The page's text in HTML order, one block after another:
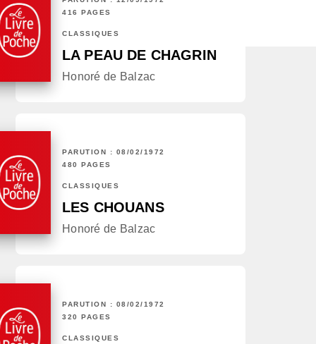
416 PAGES
CLASSIQUES
LA PEAU DE CHAGRIN
Honoré de Balzac
PARUTION : 08/02/1972
480 PAGES
CLASSIQUES
LES CHOUANS
Honoré de Balzac
PARUTION : 08/02/1972
320 PAGES
CLASSIQUES